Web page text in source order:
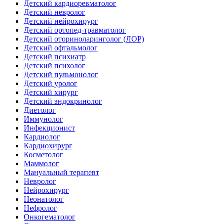
Детский кардиоревматолог
Детский невролог
Детский нейрохирург
Детский ортопед-травматолог
Детский оториноларинголог (ЛОР)
Детский офтальмолог
Детский психиатр
Детский психолог
Детский пульмонолог
Детский уролог
Детский хирург
Детский эндокринолог
Диетолог
Иммунолог
Инфекционист
Кардиолог
Кардиохирург
Косметолог
Маммолог
Мануальный терапевт
Невролог
Нейрохирург
Неонатолог
Нефролог
Онкогематолог